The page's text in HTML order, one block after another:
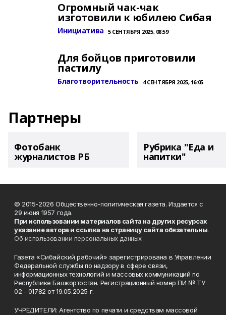
Огромный чак-чак
изготовили к юбилею Сибая
Инициатива 5 СЕНТЯБРЯ 2025, 08:59
Для бойцов приготовили
пастилу
Благотворительность 4 СЕНТЯБРЯ 2025, 16:05
Партнеры
Фотобанк
журналистов РБ
Рубрика "Еда и
напитки"
© 2015-2026 Общественно-политическая газета. Издается с
29 июня 1957 года.
При использовании материалов сайта на других ресурсах
указание автора и ссылка на страницу сайта обязательны.
Об использовании персональных данных
Газета «Сибайский рабочий» зарегистрирована в Управлении
Федеральной службы по надзору в сфере связи,
информационных технологий и массовых коммуникаций по
Республике Башкортостан. Регистрационный номер ПИ № ТУ
02 - 01782 от 19.05.2025 г.
УЧРЕДИТЕЛИ: Агентство по печати и средствам массовой